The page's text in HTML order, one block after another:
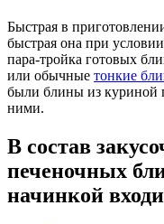
Быстрая в
быстрая она при
пара-тройка готовых
или обычные тонкие
были блины из куриной
ними.
В состав
печеночных
начинкой